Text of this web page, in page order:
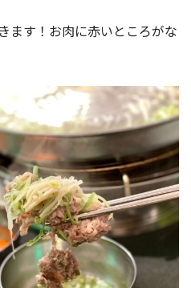
ます！お肉に赤いところがな